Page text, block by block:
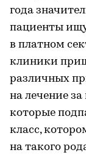
года
пациенты
в платном
клиники
различных
на лечение
которые
класс,
на такого